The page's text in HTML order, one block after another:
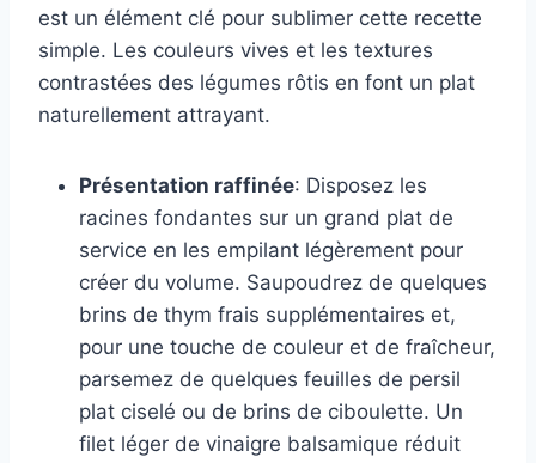
est un élément clé pour sublimer cette recette
simple. Les couleurs vives et les textures
contrastées des légumes rôtis en font un plat
naturellement attrayant.
Présentation raffinée: Disposez les
racines fondantes sur un grand plat de
service en les empilant légèrement pour
créer du volume. Saupoudrez de quelques
brins de thym frais supplémentaires et,
pour une touche de couleur et de fraîcheur,
parsemez de quelques feuilles de persil
plat ciselé ou de brins de ciboulette. Un
filet léger de vinaigre balsamique réduit